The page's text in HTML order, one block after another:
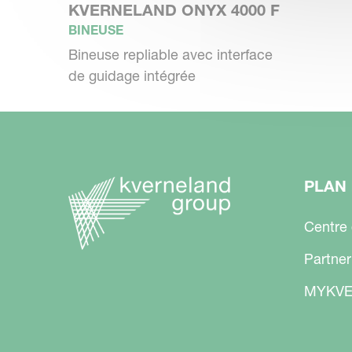
KVERNELAND ONYX 4000 F
BINEUSE
Bineuse repliable avec interface
de guidage intégrée
PLAN
Centre